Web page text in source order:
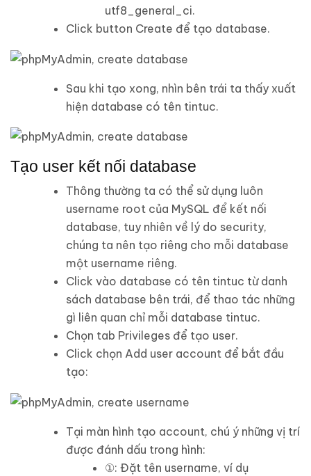
utf8_general_ci.
Click button Create để tạo database.
Sau khi tạo xong, nhìn bên trái ta thấy xuất
hiện database có tên tintuc.
Tạo user kết nối database
Thông thường ta có thể sử dụng luôn
username root của MySQL để kết nối
database, tuy nhiên về lý do security,
chúng ta nên tạo riêng cho mỗi database
một username riêng.
Click vào database có tên tintuc từ danh
sách database bên trái, để thao tác những
gì liên quan chỉ mỗi database tintuc.
Chọn tab Privileges để tạo user.
Click chọn Add user account để bắt đầu
tạo:
Tại màn hình tạo account, chú ý những vị trí
được đánh dấu trong hình:
①: Đặt tên username, ví dụ